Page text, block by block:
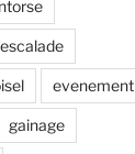
escalade
evenement
gainage